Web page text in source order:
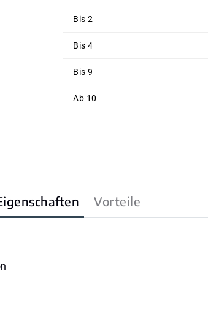
Bis 2
Bis 4
Bis 9
Ab 10
Vorteile